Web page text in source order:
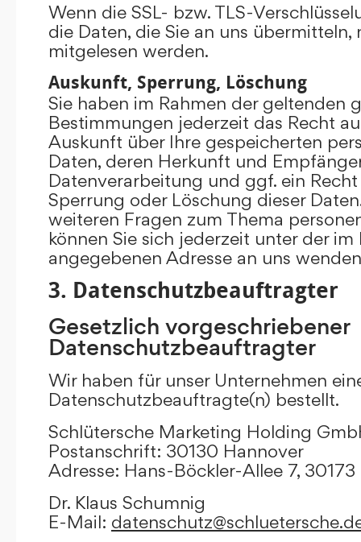
Wenn die SSL- bzw. TLS-
die Daten, die Sie an uns
mitgelesen werden.
Auskunft, Sperrung, Löschung
Sie haben im Rahmen der geltenden
Bestimmungen jederzeit das Recht
Auskunft über Ihre gespeicherten
Daten, deren Herkunft und
Datenverarbeitung und ggf. ein
Sperrung oder Löschung dieser
weiteren Fragen zum Thema
können Sie sich jederzeit unter der im
angegebenen Adresse an uns
3. Datenschutzbeauftragter
Gesetzlich vorgeschriebener
Datenschutzbeauftragter
Wir haben für unser Unternehmen
Datenschutzbeauftragte(n) bestellt.
Schlütersche Marketing Holding
Postanschrift: 30130 Hannover
Adresse: Hans-Böckler-Allee 7,
Dr. Klaus Schumnig
E-Mail: